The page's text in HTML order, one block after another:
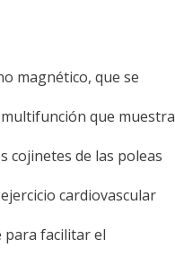
magnético, que se
multifunción que muestra
cojinetes de las poleas
cardiovascular
para facilitar el